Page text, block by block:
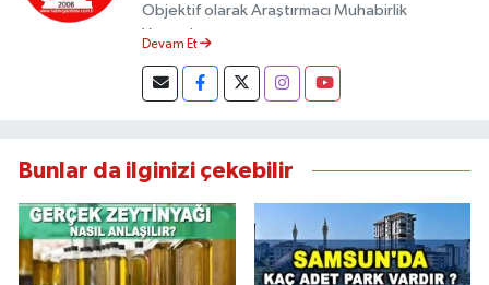
Objektif olarak Araştırmacı Muhabirlik
Yapmaktayım.
Devam Et
Bunlar da ilginizi çekebilir